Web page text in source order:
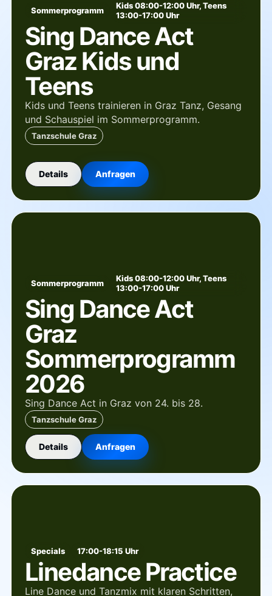
Sommerprogramm
Kids 08:00-12:00 Uhr, Teens
13:00-17:00 Uhr
Sing Dance Act
Graz Kids und
Teens
Kids und Teens trainieren in Graz Tanz, Gesang
und Schauspiel im Sommerprogramm.
Tanzschule Graz
Details Anfragen
Sommerprogramm
Kids 08:00-12:00 Uhr, Teens
13:00-17:00 Uhr
Sing Dance Act
Graz
Sommerprogramm
2026
Sing Dance Act in Graz von 24. bis 28.
Tanzschule Graz
Details Anfragen
Specials 17:00-18:15 Uhr
Linedance Practice
Line Dance und Tanzmix mit klaren Schritten,